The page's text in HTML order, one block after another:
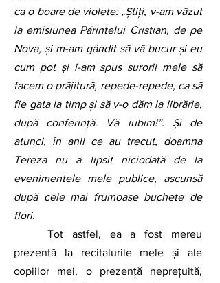
ca o boare de violete: „Știți, v-am văzut
la emisiunea Părintelui Cristian, de pe
Nova, și m-am gândit să vă bucur și eu
cum pot și i-am spus surorii mele să
facem o prăjitură, repede-repede, ca să
fie gata la timp și să v-o dăm la librărie,
după conferință. Vă iubim!”. Și de
atunci, în anii ce au trecut, doamna
Tereza nu a lipsit niciodată de la
evenimentele mele publice, ascunsă
după cele mai frumoase buchete de
flori.
prezentă la recitalurile mele și ale
copiilor mei, o prezență neprețuită,